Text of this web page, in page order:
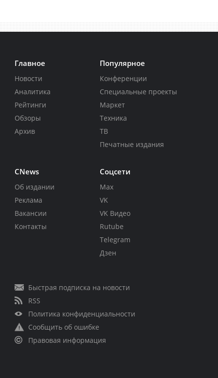
Главное
Новости
Аналитика
Рейтинги
Обзоры
Архив
Популярное
Конференции
Специальные проекты
Маркет
Техника
ТВ
Печатные издания
CNews
Об издании
Реклама
Вакансии
Контакты
Соцсети
Max
VK
VK Видео
Rutube
Telegram
Дзен
Быстрая подписка на новости
RSS
Политика конфиденциальности
Сообщить об ошибке
Правовая информация